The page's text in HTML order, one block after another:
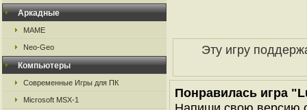
Аркадные
MAME
Neo-Geo
Компьютеры
Современные Игры для ПК
Microsoft MSX-1
Эту игру
Понравилась игра